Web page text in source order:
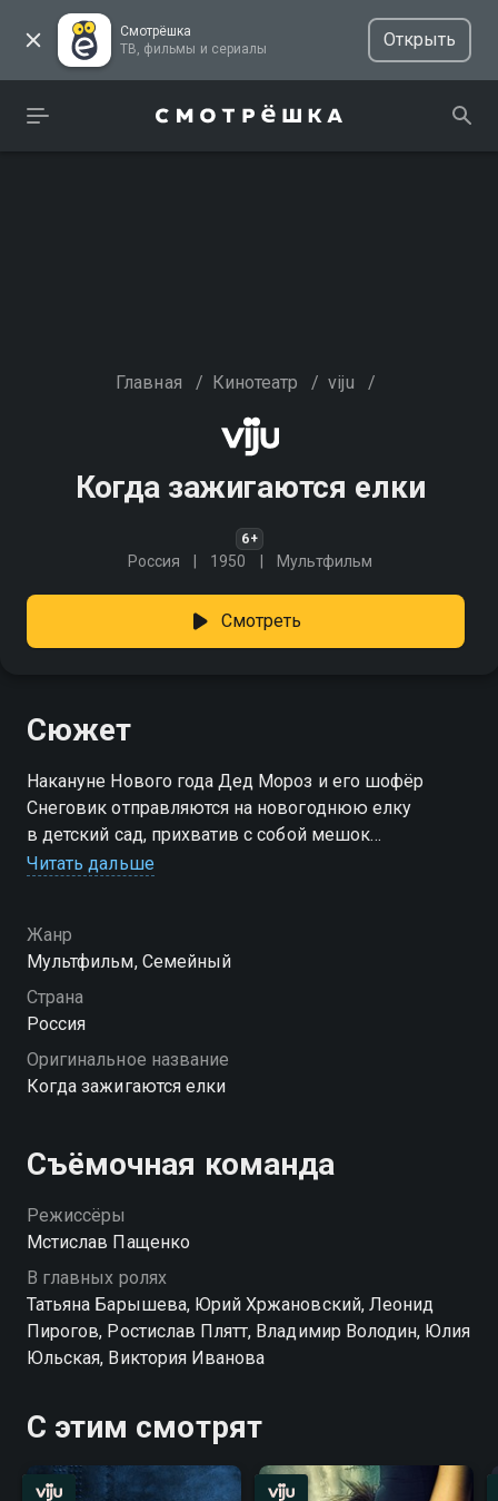
Смотрёшка
ТВ, фильмы и сериалы
Открыть
Главная / Кинотеатр / viju /
Когда зажигаются елки
6+
Россия 1950 Мультфильм
Смотреть
Сюжет
Накануне Нового года Дед Мороз и его шофёр
Снеговик отправляются на новогоднюю елку
в детский сад, прихватив с собой мешок
с подарками. Среди них находятся плюшевый
оба подарка случайно теряются в лесу.
Читать дальше
Жанр
Мультфильм, Семейный
Страна
Россия
Оригинальное название
Когда зажигаются елки
Съёмочная команда
Режиссёры
Мстислав Пащенко
В главных ролях
Татьяна Барышева, Юрий Хржановский, Леонид
Пирогов, Ростислав Плятт, Владимир Володин, Юлия
Юльская, Виктория Иванова
С этим смотрят